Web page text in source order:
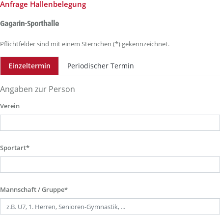
Anfrage Hallenbelegung
Gagarin-Sporthalle
Pflichtfelder sind mit einem Sternchen (*) gekennzeichnet.
Einzeltermin Periodischer Termin
Angaben zur Person
Verein
Sportart*
Mannschaft / Gruppe*